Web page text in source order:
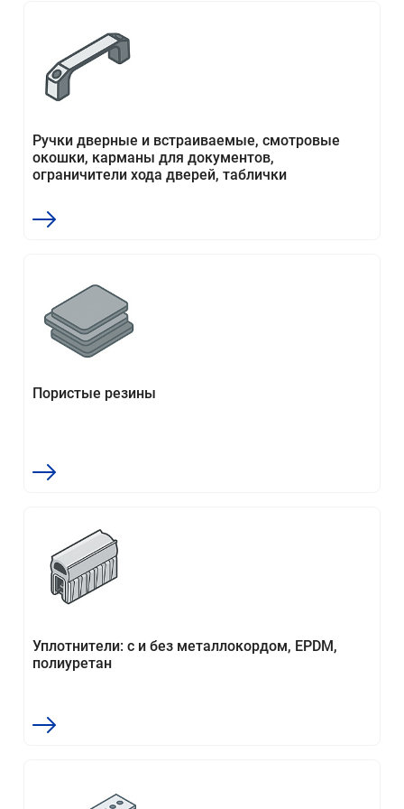
Ручки дверные и встраиваемые, смотровые
окошки, карманы для документов,
ограничители хода дверей, таблички
Пористые резины
Уплотнители: с и без металлокордом, EPDM,
полиуретан